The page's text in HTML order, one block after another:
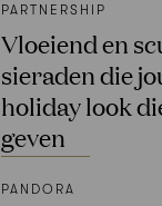
PARTNERSHIP
Vloeiend en
sieraden die
holiday look
geven
PANDORA